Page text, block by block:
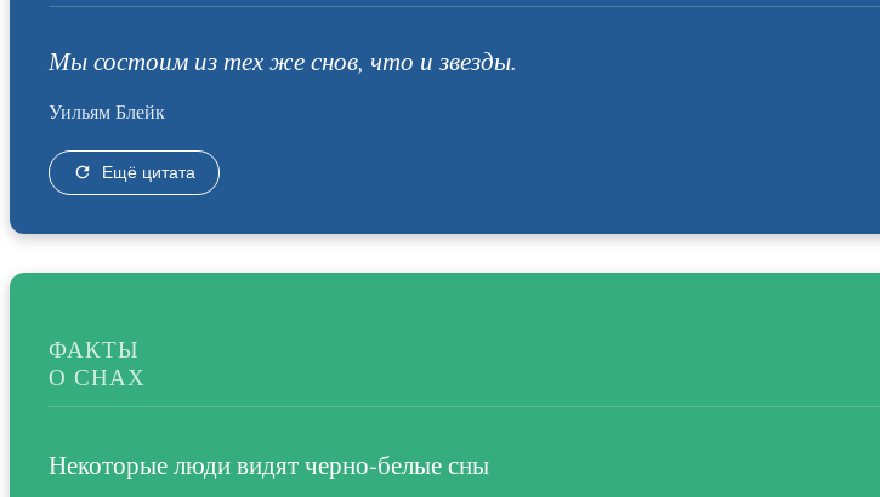
Мы состоим из тех же снов, что и звезды.
Уильям Блейк
Ещё цитата
ФАКТЫ
О СНАХ
Некоторые люди видят черно-белые сны